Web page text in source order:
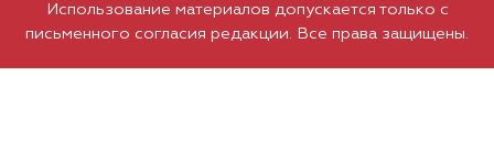
Использование материалов допускается только с
письменного согласия редакции. Все права защищены.